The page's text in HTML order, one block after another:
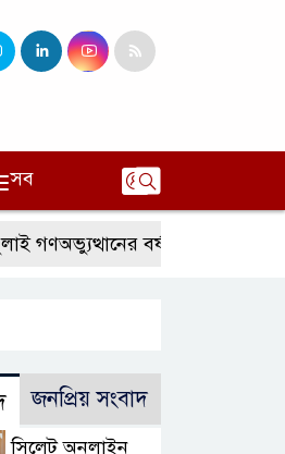
সব
বর্ষপূর্তি ও এটিএম তুরাব বেস্ট
জনপ্রিয় সংবাদ
সিলেট অনলাইন